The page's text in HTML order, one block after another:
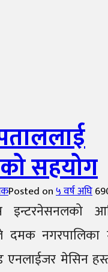
सहयोग
Posted on५ वर्ष अघि
इन्टरनेसनलको
दमक
एनलाईजर मेसिन